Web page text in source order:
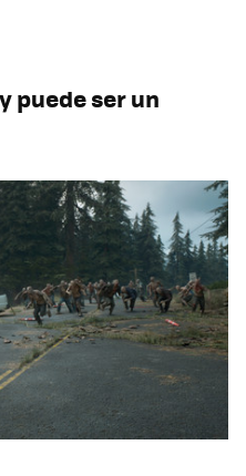
puede ser un